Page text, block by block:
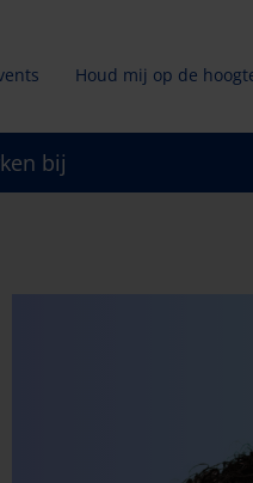
Houd mij op de
bij